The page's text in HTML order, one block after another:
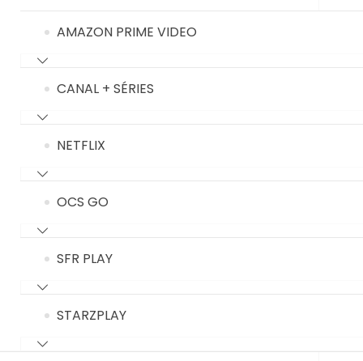
AMAZON PRIME VIDEO
CANAL + SÉRIES
NETFLIX
OCS GO
SFR PLAY
STARZPLAY